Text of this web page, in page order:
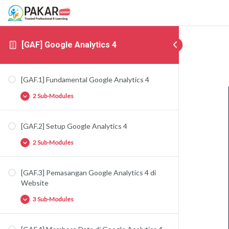
[GAF] Google Analytics 4
[GAF.1] Fundamental Google Analytics 4
2 Sub-Modules
[GAF.1.1] Fungsi Google Analytics
[GAF.1.2] Google Analytics 4 VS Universal
[GAF.2] Setup Google Analytics 4
2 Sub-Modules
[GAF.2.1] Pembuatan Akun Google Analytics 4
Analytics 4
[GAF.3] Pemasangan Google Analytics 4 di
Website
3 Sub-Modules